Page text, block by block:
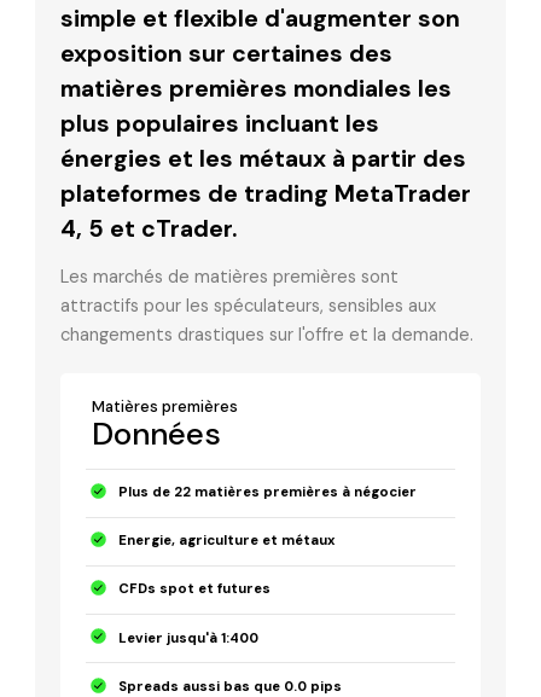
simple et flexible d'augmenter son
exposition sur certaines des
matières premières mondiales les
plus populaires incluant les
énergies et les métaux à partir des
plateformes de trading MetaTrader
4, 5 et cTrader.
Les marchés de matières premières sont
attractifs pour les spéculateurs, sensibles aux
changements drastiques sur l'offre et la demande.
Matières premières
Données
Plus de 22 matières premières à négocier
Energie, agriculture et métaux
CFDs spot et futures
Levier jusqu'à 1:400
Spreads aussi bas que 0.0 pips